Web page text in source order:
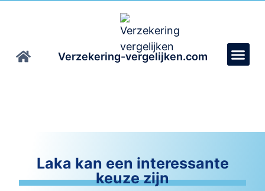
Verzekering-vergelijken.com
Laka kan een interessante
keuze zijn